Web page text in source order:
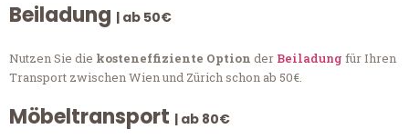
Beiladung | ab 50€
Nutzen Sie die kosteneffiziente Option der Beiladung für Ihren
Transport zwischen Wien und Zürich schon ab 50€.
Möbeltransport | ab 80€